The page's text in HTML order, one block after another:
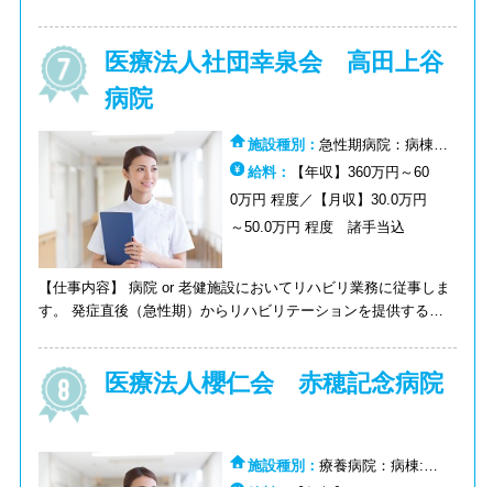
医療法人社団幸泉会 高田上谷
病院
施設種別：急性期病院：病棟:
急性期病院：その他
給料：
【年収】360万円～60
0万円 程度／【月収】30.0万円
～50.0万円 程度 諸手当込
【仕事内容】 病院 or 老健施設においてリハビリ業務に従事しま
す。 発症直後（急性期）からリハビリテーションを提供するこ
併設施設である介護老人保健施設「幸泉エルズ」や、地域医療連
携室とのネットワークを最大限に活かし、安定した生活を送れる
よう皆様をサポートいたします。 【病院概要】 病床数：88床
（44床×2病棟） 診療科目：総合内科、循環器内科、心臓血管外
科、外科、呼吸器外科、整形外科、リウマチ科、リハビリテーシ
医療法人櫻仁会 赤穂記念病院
施設種別：療養病院：病棟:療